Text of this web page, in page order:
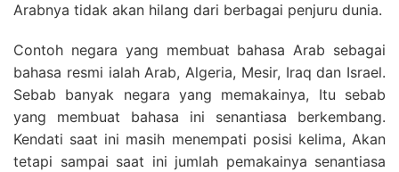
Arabnya tidak akan hilang dari berbagai penjuru dunia.
Contoh negara yang membuat bahasa Arab sebagai
bahasa resmi ialah Arab, Algeria, Mesir, Iraq dan Israel.
Sebab banyak negara yang memakainya, Itu sebab
yang membuat bahasa ini senantiasa berkembang.
Kendati saat ini masih menempati posisi kelima, Akan
tetapi sampai saat ini jumlah pemakainya senantiasa